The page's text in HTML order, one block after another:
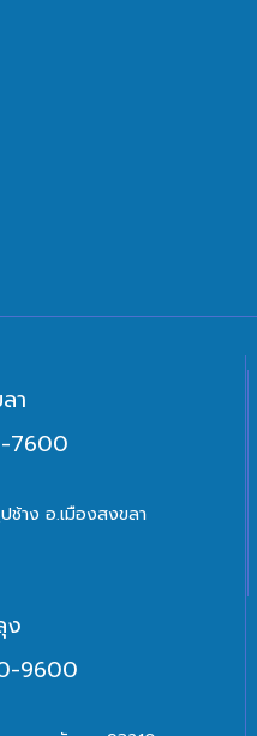
า
7600
ช้าง อ.เมืองสงขลา
ง
9600